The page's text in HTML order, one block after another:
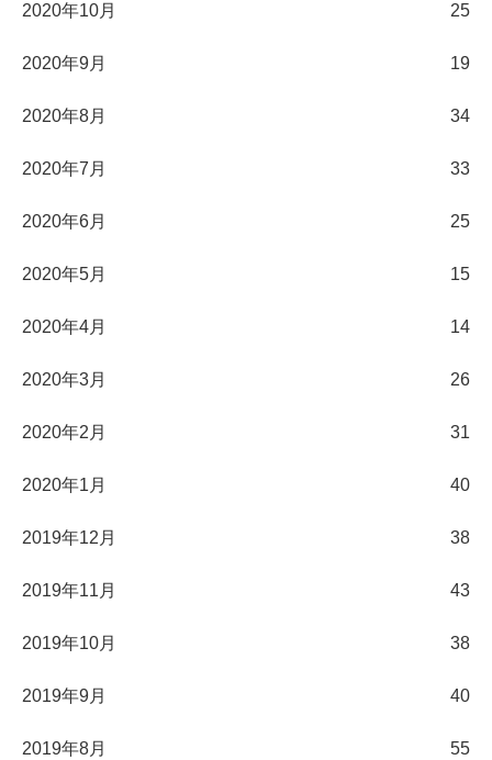
2020年10月 25
2020年9月 19
2020年8月 34
2020年7月 33
2020年6月 25
2020年5月 15
2020年4月 14
2020年3月 26
2020年2月 31
2020年1月 40
2019年12月 38
2019年11月 43
2019年10月 38
2019年9月 40
2019年8月 55